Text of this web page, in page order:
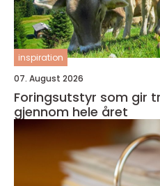
inspiration
07. August 2026
Foringsutstyr som gir
gjennom hele året